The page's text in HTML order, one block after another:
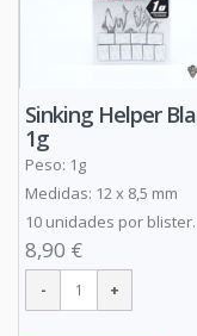
Sinking Helper
1g
Peso: 1g
Medidas: 12 x 8,5 mm
10 unidades por blister.
8,90 €